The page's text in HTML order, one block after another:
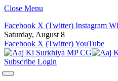
Close Menu
Facebook X (Twitter) Instagram
Saturday, August 8
Facebook X (Twitter)YouTube
Subscribe Login